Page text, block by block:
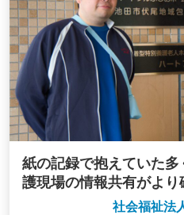
紙の記録で抱えていた
護現場の情報共有がより
社会福祉法